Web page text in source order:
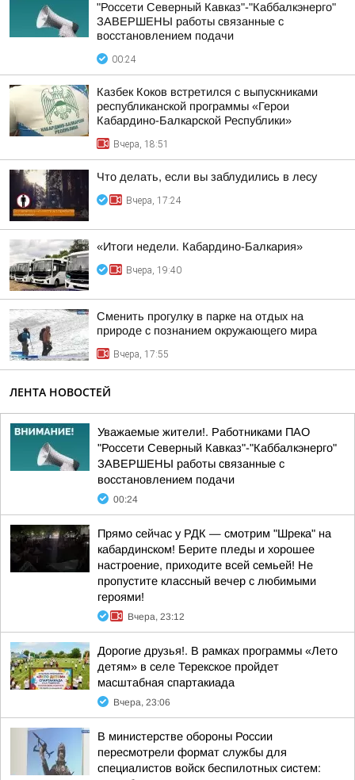
"Россети Северный Кавказ"-"Каббалкэнерго"
ЗАВЕРШЕНЫ работы связанные с
восстановлением подачи
00:24
Казбек Коков встретился с выпускниками
республиканской программы «Герои
Кабардино-Балкарской Республики»
Вчера, 18:51
Что делать, если вы заблудились в лесу
Вчера, 17:24
«Итоги недели. Кабардино-Балкария»
Вчера, 19:40
Сменить прогулку в парке на отдых на
природе с познанием окружающего мира
Вчера, 17:55
ЛЕНТА НОВОСТЕЙ
Уважаемые жители!. Работниками ПАО
"Россети Северный Кавказ"-"Каббалкэнерго"
ЗАВЕРШЕНЫ работы связанные с
восстановлением подачи
00:24
Прямо сейчас у РДК — смотрим "Шрека" на
кабардинском! Берите пледы и хорошее
настроение, приходите всей семьей! Не
пропустите классный вечер с любимыми
героями!
Вчера, 23:12
Дорогие друзья!. В рамках программы «Лето
детям» в селе Терекское пройдет
масштабная спартакиада
Вчера, 23:06
В министерстве обороны России
пересмотрели формат службы для
специалистов войск беспилотных систем: